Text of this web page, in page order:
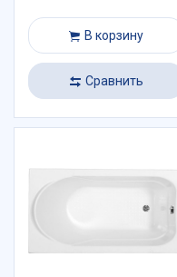
В корзину
Сравнить